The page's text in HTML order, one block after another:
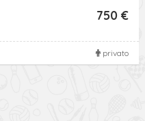
750 €
privato